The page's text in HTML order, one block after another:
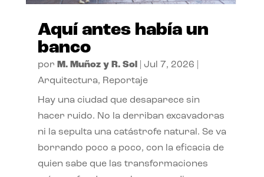
Aquí antes había un
banco
por M. Muñoz y R. Sol| Jul 7, 2026
Arquitectura, Reportaje
Hay una ciudad que desaparece sin
hacer ruido. No la derriban excavadoras
ni la sepulta una catástrofe natural. Se va
borrando poco a poco, con la eficacia de
quien sabe que las transformaciones